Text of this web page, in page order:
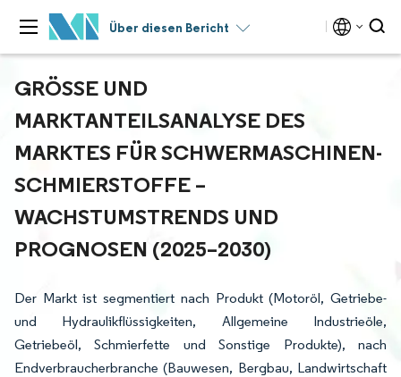
Über diesen Bericht
GRÖSSE UND M
ARKTANTEILSANALYSE DES M
ARKTES FÜR SCHWERMASCHINEN-S
CHMIERSTOFFE – W
ACHSTUMSTRENDS UND P
ROGNOSEN (2025–2030)
Der Markt ist segmentiert nach Produkt (Motoröl, Getriebe-
und Hydraulikflüssigkeiten, Allgemeine Industrieöle,
Getriebeöl, Schmierfette und Sonstige Produkte), nach
Endverbraucherbranche (Bauwesen, Bergbau, Landwirtschaft